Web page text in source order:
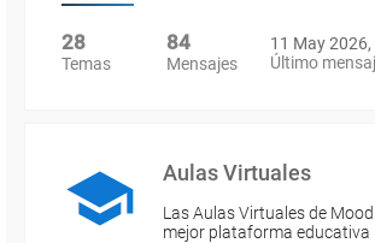
28
Temas
84
Mensajes
11 May 2026,
Último
Aulas Virtuales
Las Aulas Virtuales de
mejor plataforma educativa